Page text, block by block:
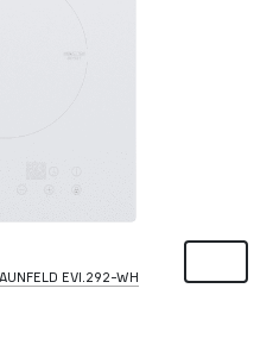
EVI.292-WH